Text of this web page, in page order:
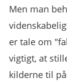
Men man
er tale om
vigtigt, at
kilderne til